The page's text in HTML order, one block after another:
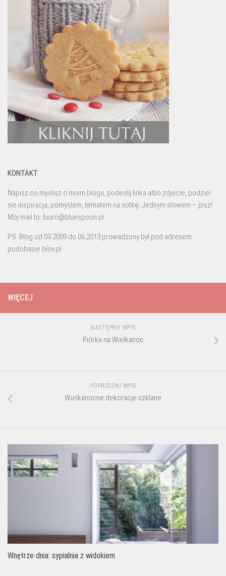
KONTAKT
Napisz co myslisz o moim blogu, podeslij linka albo zdjecie, podziel
sie inspiracja, pomyslem, tematem na notkę. Jednym slowem – pisz!
Moj mail to: biuro@bluespoon.pl
PS. Blog od 09.2009 do 06.2013 prowadzony był pod adresem
podobasie.blox.pl
WIĘCEJ
NASTĘPNY WPIS
Piórka na Wielkanoc
POPRZEDNI WPIS
Wielkanocne dekoracje szklane
Wnętrze dnia: sypialnia z widokiem